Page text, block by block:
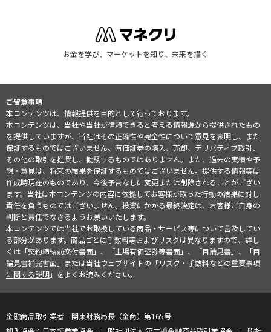
お金を学び、マーケットを知り、未来を描く
ご留意事項
本コンテンツは、情報提供を目的として行っております。
本コンテンツは、当社や当社が信頼できると考える情報源から提供されたもの
を提供していますが、当社はその正確性や完全性について意見を表明し、また
保証するものではございません。有価証券の購入、売却、デリバティブ取引、
その他の取引を推奨し、勧誘するものではありません。また、過去の実績や予
想・意見は、将来の結果を保証するものではございません。提供する情報等は
作成時現在のものであり、今後予告なしに変更または削除されることがござい
ます。当社は本コンテンツの内容に依拠してお客様が取った行動の結果に対し
責任を負うものではございません。投資にかかる最終決定は、お客様ご自身の
判断と責任でなさるようお願いいたします。
本コンテンツでは当社でお取扱している商品・サービス等について言及してい
る部分があります。商品ごとに手数料等およびリスクは異なりますので、詳し
くは「契約締結前交付書面」、「上場有価証券等書面」、「目論見書」、「目
論見書補完書面」または当社ウェブサイトの「リスク・手数料などの重要事項
に関する説明」をよくお読みください。
金融商品取引業者 関東財務局長（金商）第165号